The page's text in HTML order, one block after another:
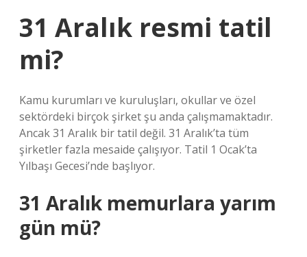
31 Aralık resmi tatil
mi?
Kamu kurumları ve kuruluşları, okullar ve özel
sektördeki birçok şirket şu anda çalışmamaktadır.
Ancak 31 Aralık bir tatil değil. 31 Aralık’ta tüm
şirketler fazla mesaide çalışıyor. Tatil 1 Ocak’ta
Yılbaşı Gecesi’nde başlıyor.
31 Aralık memurlara yarım
gün mü?